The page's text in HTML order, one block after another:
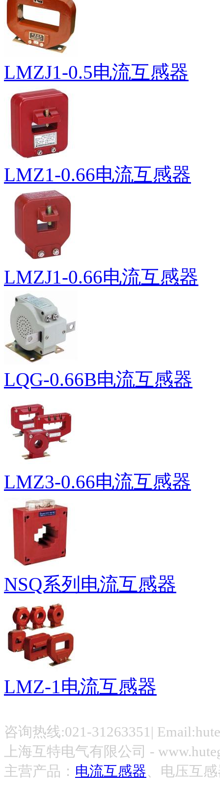
LMZJ1-0.5电流互感器
LMZ1-0.66电流互感器
LMZJ1-0.66电流互感器
LQG-0.66B电流互感器
LMZ3-0.66电流互感器
NSQ系列电流互感器
LMZ-1电流互感器
咨询热线:021-31263351|
上海互特电气有限公司 -
主营产品： 电流互感器、电压互